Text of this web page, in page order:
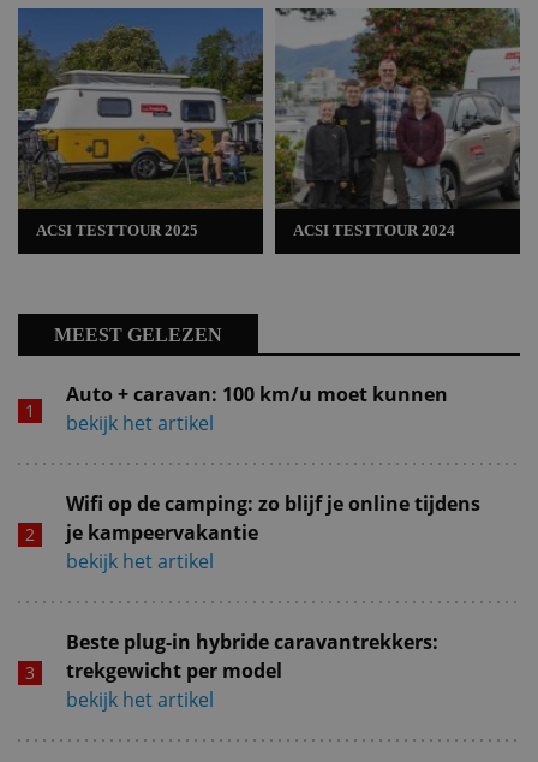
ACSI TESTTOUR 2025 ACSI TESTTOUR 2024
MEEST GELEZEN
Auto + caravan: 100 km/u moet kunnen
bekijk het artikel
Wifi op de camping: zo blijf je online tijdens
je kampeervakantie
bekijk het artikel
Beste plug-in hybride caravantrekkers:
trekgewicht per model
bekijk het artikel